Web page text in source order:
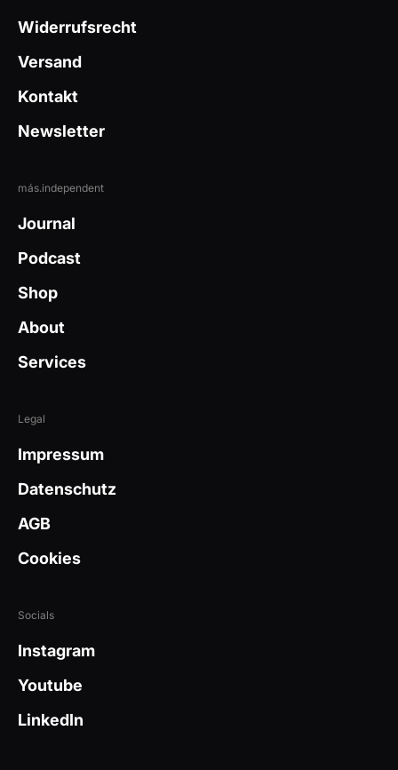
Widerrufsrecht
Versand
Kontakt
Newsletter
más.independent
Journal
Podcast
Shop
About
Services
Legal
Impressum
Datenschutz
AGB
Cookies
Socials
Instagram
Youtube
LinkedIn